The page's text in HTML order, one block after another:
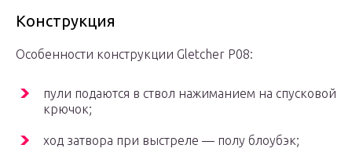
Конструкция
Особенности конструкции Gletcher Р08:
пули подаются в ствол нажиманием на спусковой
крючок;
ход затвора при выстреле — полу блоубэк;